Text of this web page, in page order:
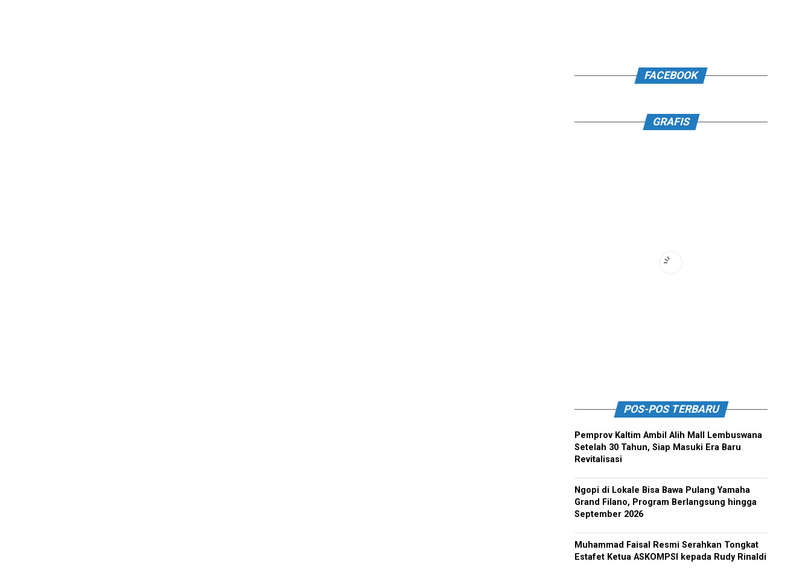
FACEBOOK
GRAFIS
POS-POS TERBARU
Pemprov Kaltim Ambil Alih Mall Lembuswana
Setelah 30 Tahun, Siap Masuki Era Baru
Revitalisasi
Ngopi di Lokale Bisa Bawa Pulang Yamaha
Grand Filano, Program Berlangsung hingga
September 2026
Muhammad Faisal Resmi Serahkan Tongkat
Estafet Ketua ASKOMPSI kepada Rudy Rinaldi